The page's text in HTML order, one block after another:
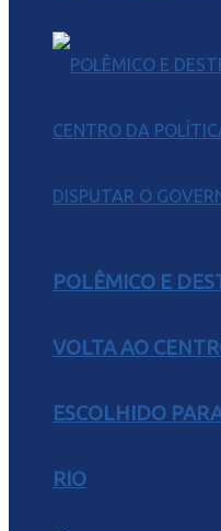
POLÊMICO E
VOLTA AO
ESCOLHIDO
RIO